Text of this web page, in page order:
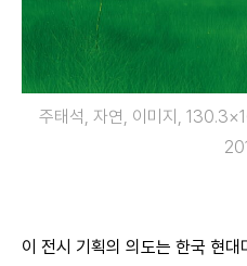
주태석, 자연, 이미지,
이 전시 기획의 의도는 한국 현대